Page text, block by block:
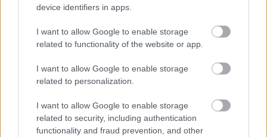
device identifiers in apps.
I want to allow Google to enable storage
related to functionality of the website or app.
I want to allow Google to enable storage
related to personalization.
I want to allow Google to enable storage
related to security, including authentication
functionality and fraud prevention, and other